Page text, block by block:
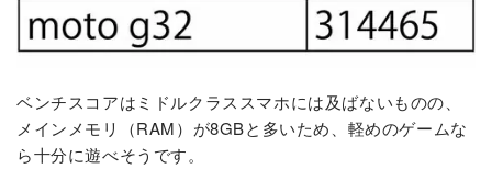
ベンチスコアはミドルクラススマホには及ばないものの、
メインメモリ（RAM）が8GBと多いため、軽めのゲームな
ら十分に遊べそうです。